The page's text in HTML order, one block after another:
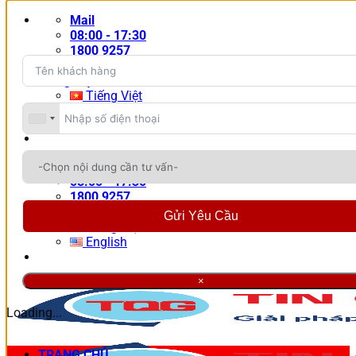
Gửi Yêu Cầu
×
Loading...
Mail
08:00 - 17:30
1800 9257
Tiếng Việt
English
Đăng nhập / Đăng ký
Mail
08:00 - 17:30
1800 9257
English